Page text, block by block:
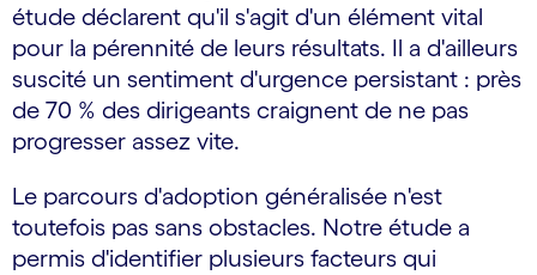
étude déclarent qu'il s'agit d'un élément vital
pour la pérennité de leurs résultats. Il a d'ailleurs
suscité un sentiment d'urgence persistant : près
de 70 % des dirigeants craignent de ne pas
progresser assez vite.
Le parcours d'adoption généralisée n'est
toutefois pas sans obstacles. Notre étude a
permis d'identifier plusieurs facteurs qui